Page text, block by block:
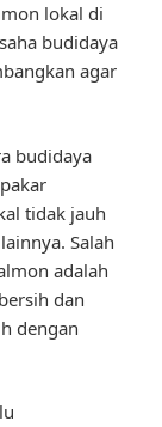
lokal di
budidaya
agar
budidaya
tidak jauh
Salah
adalah
dan
dengan